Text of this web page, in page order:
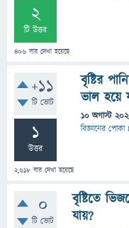
2
টি উত্তর
406 বার দেখা হয়েছে
+11
টি ভোট
1
উত্তর
2,618 বার দেখা হয়েছে
বৃষ্টির
ভাল হয়ে
10 অগাস্ট
বিজ্ঞানের পোকা
0
টি ভোট
বৃষ্টিতে
যায়?